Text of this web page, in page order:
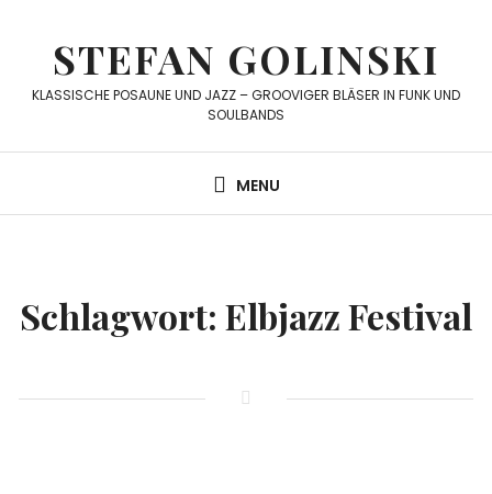
contentSTEFAN GOLINSKI
KLASSISCHE POSAUNE UND JAZZ – GROOVIGER BLÄSER IN FUNK UND
SOULBANDS
MENU
Schlagwort: Elbjazz Festival